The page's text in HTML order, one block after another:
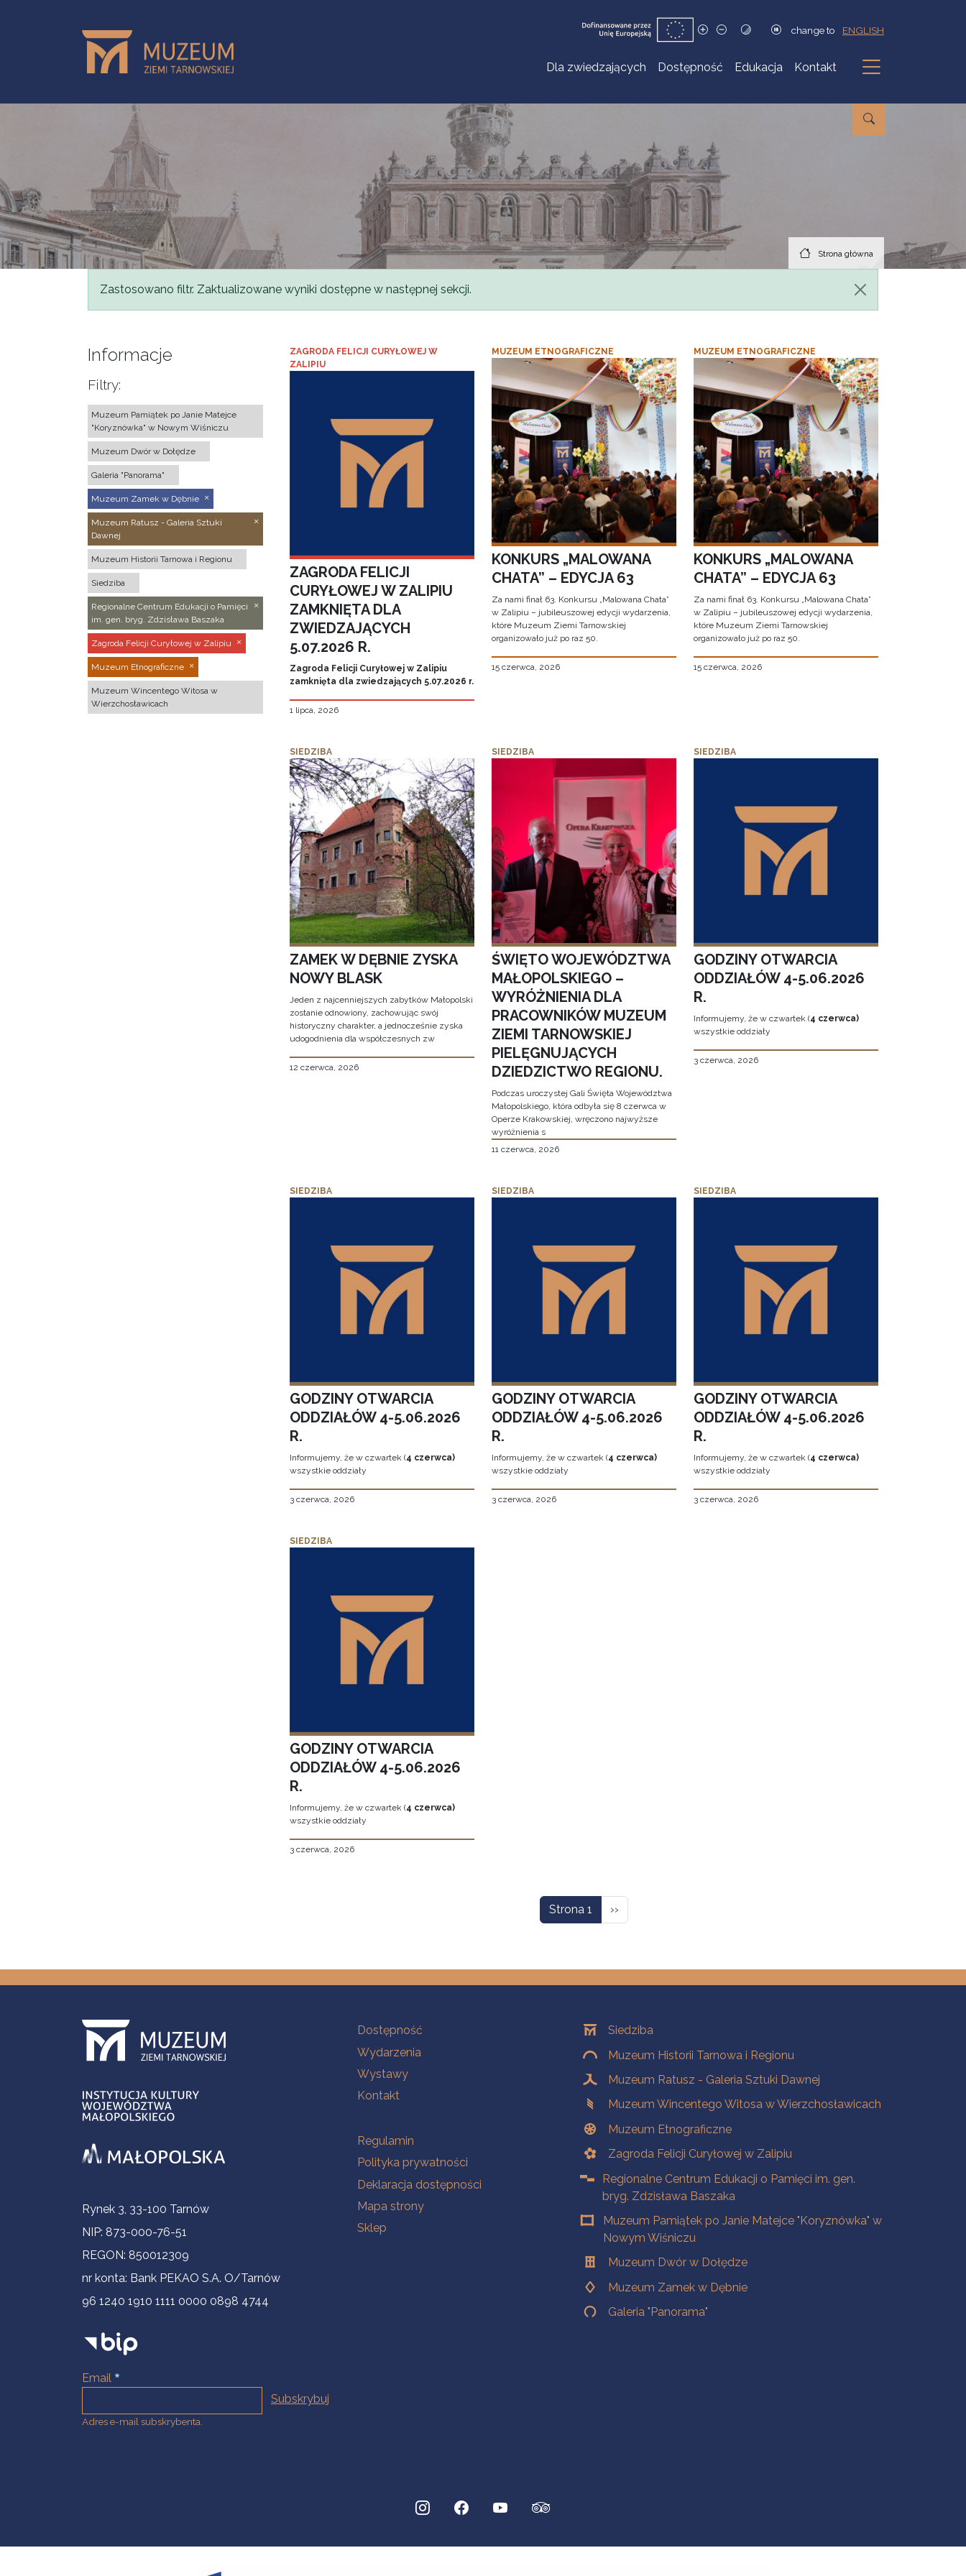
change to ENGLISH
Dla zwiedzających Dostępność Edukacja Kontakt
Podmenu
Strona główna
Komunikat
Zastosowano filtr. Zaktualizowane wyniki dostępne w następnej sekcji.
Informacje
Filtry:
Muzeum Pamiątek po Janie Matejce
"Koryznówka" w Nowym Wiśniczu
Muzeum Dwór w Dołędze
Galeria "Panorama"
Muzeum Zamek w Dębnie
Muzeum Ratusz - Galeria Sztuki
Dawnej
Muzeum Historii Tarnowa i Regionu
Siedziba
Regionalne Centrum Edukacji o Pamięci
im. gen. bryg. Zdzisława Baszaka
Zagroda Felicji Curyłowej w Zalipiu
Muzeum Etnograficzne
Muzeum Wincentego Witosa w
Wierzchosławicach
ZAGRODA FELICJI CURYŁOWEJ W
ZALIPIU
ZAGRODA FELICJI
CURYŁOWEJ W ZALIPIU
ZAMKNIĘTA DLA
ZWIEDZAJĄCYCH
5.07.2026 R.
Zagroda Felicji Curyłowej w Zalipiu
zamknięta dla zwiedzających 5.07.2026 r.
1 lipca, 2026
MUZEUM ETNOGRAFICZNE
KONKURS „MALOWANA
CHATA” – EDYCJA 63
Za nami finał 63. Konkursu „Malowana Chata”
w Zalipiu – jubileuszowej edycji wydarzenia,
które Muzeum Ziemi Tarnowskiej
organizowało już po raz 50.
15 czerwca, 2026
MUZEUM ETNOGRAFICZNE
KONKURS „MALOWANA
CHATA” – EDYCJA 63
Za nami finał 63. Konkursu „Malowana Chata”
w Zalipiu – jubileuszowej edycji wydarzenia,
które Muzeum Ziemi Tarnowskiej
organizowało już po raz 50.
15 czerwca, 2026
SIEDZIBA
ZAMEK W DĘBNIE ZYSKA
NOWY BLASK
Jeden z najcenniejszych zabytków Małopolski
zostanie odnowiony, zachowując swój
historyczny charakter, a jednocześnie zyska
udogodnienia dla współczesnych zw
12 czerwca, 2026
SIEDZIBA
ŚWIĘTO WOJEWÓDZTWA
MAŁOPOLSKIEGO –
WYRÓŻNIENIA DLA
PRACOWNIKÓW MUZEUM
ZIEMI TARNOWSKIEJ
PIELĘGNUJĄCYCH
DZIEDZICTWO REGIONU.
Podczas uroczystej Gali Święta Województwa
Małopolskiego, która odbyła się 8 czerwca w
Operze Krakowskiej, wręczono najwyższe
wyróżnienia s
11 czerwca, 2026
SIEDZIBA
GODZINY OTWARCIA
ODDZIAŁÓW 4-5.06.2026
R.
Informujemy, że w czwartek (4 czerwca)
wszystkie oddziały
3 czerwca, 2026
SIEDZIBA
GODZINY OTWARCIA
ODDZIAŁÓW 4-5.06.2026
R.
Informujemy, że w czwartek (4 czerwca)
wszystkie oddziały
3 czerwca, 2026
SIEDZIBA
GODZINY OTWARCIA
ODDZIAŁÓW 4-5.06.2026
R.
Informujemy, że w czwartek (4 czerwca)
wszystkie oddziały
3 czerwca, 2026
SIEDZIBA
GODZINY OTWARCIA
ODDZIAŁÓW 4-5.06.2026
R.
Informujemy, że w czwartek (4 czerwca)
wszystkie oddziały
3 czerwca, 2026
SIEDZIBA
GODZINY OTWARCIA
ODDZIAŁÓW 4-5.06.2026
R.
Informujemy, że w czwartek (4 czerwca)
wszystkie oddziały
3 czerwca, 2026
Strona 1 Następna strona
››
Informacje kontaktowe
Rynek 3, 33-100 Tarnów
NIP: 873-000-76-51
REGON: 850012309
nr konta: Bank PEKAO S.A. O/Tarnów
96 1240 1910 1111 0000 0898 4744
Email
Adres e-mail subskrybenta.
Na skróty
Dostępność
Wydarzenia
Wystawy
Kontakt
Na skróty
Regulamin
Polityka prywatności
Deklaracja dostępności
Mapa strony
Sklep
OddziałySiedziba
Muzeum Historii Tarnowa i Regionu
Muzeum Ratusz - Galeria Sztuki Dawnej
Muzeum Wincentego Witosa w Wierzchosławicach
Muzeum Etnograficzne
Zagroda Felicji Curyłowej w Zalipiu
Regionalne Centrum Edukacji o Pamięci im. gen.
bryg. Zdzisława Baszaka
Muzeum Pamiątek po Janie Matejce "Koryznówka" w
Nowym Wiśniczu
Muzeum Dwór w Dołędze
Muzeum Zamek w Dębnie
Galeria "Panorama"